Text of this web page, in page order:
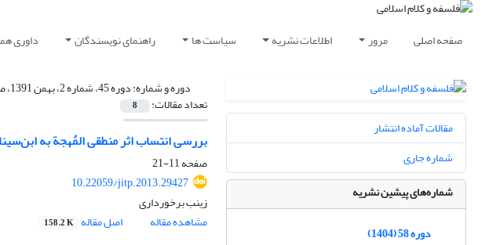
صفحه اصلی مرور اطلاعات نشریه سیاست ها راهنمای نویسندگان داوری
دوره و شماره:دوره 45، شماره 2، بهمن 1391، صفحه 1-213 (فلسفه و کلام اسلامی)
تعداد مقالات: 8
بررسی انتساب اثر منطقی المُهجة به ابن‌سینا
صفحه11-21
10.22059/jitp.2013.29427
زینب برخورداری
مشاهده مقاله
اصل مقاله 158.2 K
مقالات آماده انتشار
شماره جاری
شماره‌های پیشین نشریه
دوره 58 (1404)